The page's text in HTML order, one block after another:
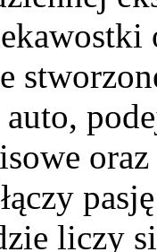
liczy